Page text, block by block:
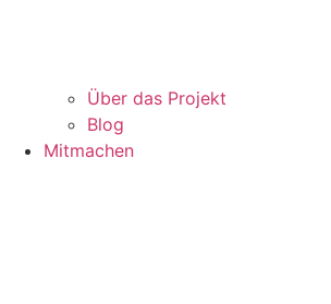
Über das Projekt
Blog
Mitmachen